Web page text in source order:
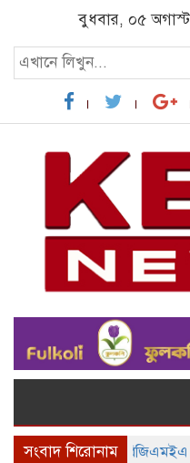
বুধবার, ০৫
সংবাদ শিরোনাম
বিটিএমএ ও বিজিএমইএ